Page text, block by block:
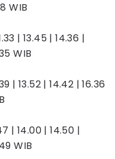
WIB
| 13.45 | 14.36 |
WIB
| 13.52 | 14.42 | 16.36
| 14.00 | 14.50 |
WIB